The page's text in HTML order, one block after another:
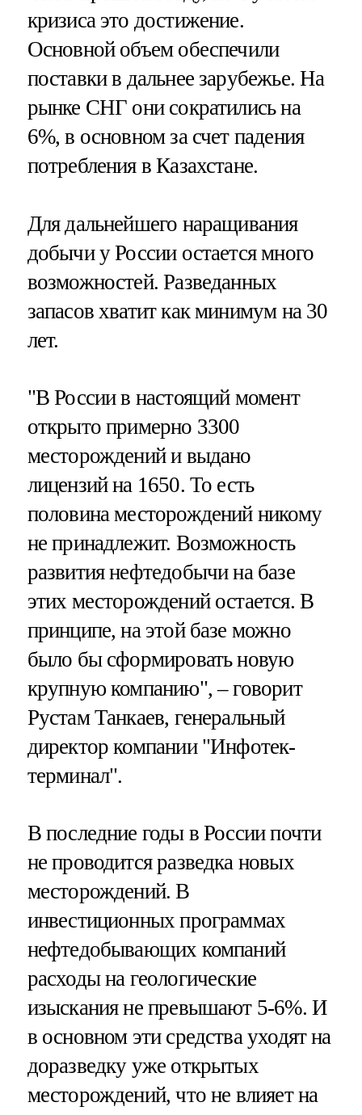
кризиса это достижение.
Основной объем обеспечили
поставки в дальнее зарубежье. На
рынке СНГ они сократились на
6%, в основном за счет падения
потребления в Казахстане.
Для дальнейшего наращивания
добычи у России остается много
возможностей. Разведанных
запасов хватит как минимум на 30
лет.
"В России в настоящий момент
открыто примерно 3300
месторождений и выдано
лицензий на 1650. То есть
половина месторождений никому
не принадлежит. Возможность
развития нефтедобычи на базе
этих месторождений остается. В
принципе, на этой базе можно
было бы сформировать новую
крупную компанию", – говорит
Рустам Танкаев, генеральный
директор компании "Инфотек-
терминал".
В последние годы в России почти
не проводится разведка новых
месторождений. В
инвестиционных программах
нефтедобывающих компаний
расходы на геологические
изыскания не превышают 5-6%. И
в основном эти средства уходят на
доразведку уже открытых
месторождений, что не влияет на